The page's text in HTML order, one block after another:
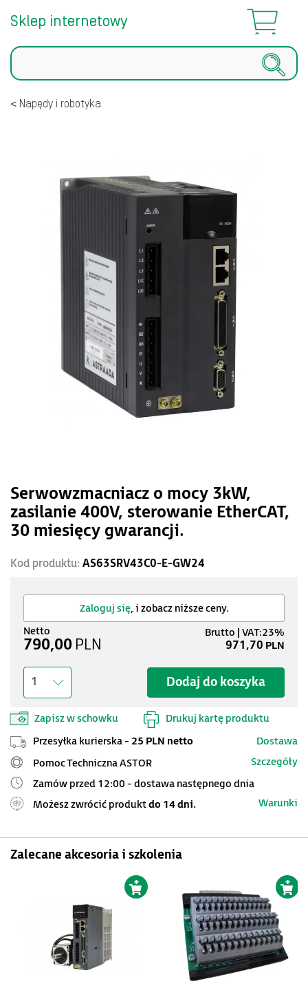
Sklep internetowy
Szukaj
Napędy i robotyka
Serwowzmacniacz o mocy 3kW,
zasilanie 400V, sterowanie EtherCAT,
30 miesięcy gwarancji.
Kod produktu: AS63SRV43C0-E-GW24
Zaloguj się, i zobacz niższe ceny.
Dodaj do koszyka
1
Zapisz w schowku Drukuj kartę produktu
790,00 PLN 971,70 PLN
Przesyłka kurierska - 25 PLN netto
Dostawa
Pomoc Techniczna ASTOR
Szczegóły
Zamów przed 12:00 - dostawa następnego dnia
Możesz zwrócić produktdo 14 dni. Warunki
Zalecane akcesoria i szkolenia